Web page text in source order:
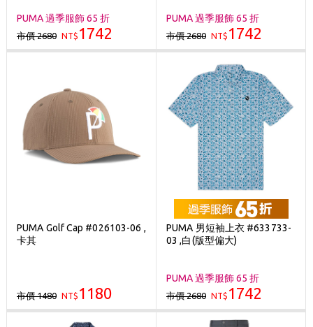
PUMA 過季服飾 65 折
市價 2680 NT$ 1742
PUMA 過季服飾 65 折
市價 2680 NT$ 1742
PUMA Golf Cap #026103-06 ,
卡其
市價 1480 NT$ 1180
PUMA 男短袖上衣 #633733-
03 ,白(版型偏大)
PUMA 過季服飾 65 折
市價 2680 NT$ 1742